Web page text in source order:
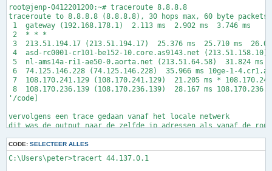
root@jenp-0412201200:~# traceroute 8.8.8.8
traceroute to 8.8.8.8 (8.8.8.8), 30 hops max, 60 byte packets
1  gateway (192.168.178.1)  2.113 ms  2.902 ms  3.746 ms
2  * * *
3  213.51.194.17 (213.51.194.17)  25.376 ms  25.710 ms
4  asd-rc0001-cr101-be152-10.core.as9143.net (213.51.158.10)
5  nl-ams14a-ri1-ae50-0.aorta.net (213.51.64.58)  31.824 ms
6  74.125.146.228 (74.125.146.228)  35.966 ms 10ge-1-
7  108.170.241.129 (108.170.241.129)  21.205 ms *
8  108.170.236.139 (108.170.236.139)  28.167 ms
'/code]
vervolgens een trace gedaan vanaf het locale netwerk
dit was de output naar de zelfde ip adressen als vanaf de
C:\Users\peter>tracert 44.137.83.65
Tracing route to www.pd9enp.ampr.org [44.137.83.65]
CODE: SELECTEER ALLES
C:\Users\peter>tracert 44.137.0.1